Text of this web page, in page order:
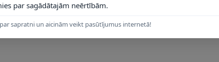
par sagādātajām neērtībām.
sapratni un aicinām veikt pasūtījumus internetā!